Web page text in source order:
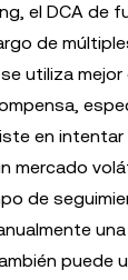
el DCA de
de
utiliza
en
mercado
de
puede